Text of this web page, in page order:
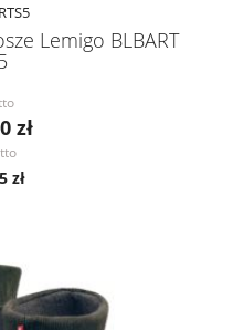
Lemigo BLBART
zł
zł